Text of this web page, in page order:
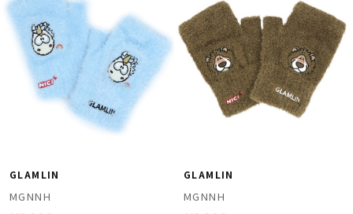
GLAMLIN
MGNNH
GLAMLIN
MGNNH